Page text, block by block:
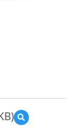
預
覽